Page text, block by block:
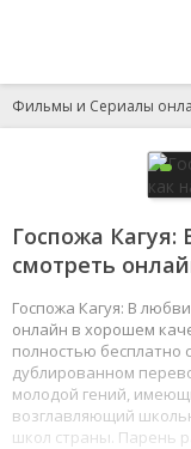
Фильмы и Сериалы
Госпожа Кагуя:
смотреть
Госпожа Кагуя: В
онлайн в хорошем
полностью бесплатно
дублированном
молодой гений,
возглавляющий
школ страны. Парень